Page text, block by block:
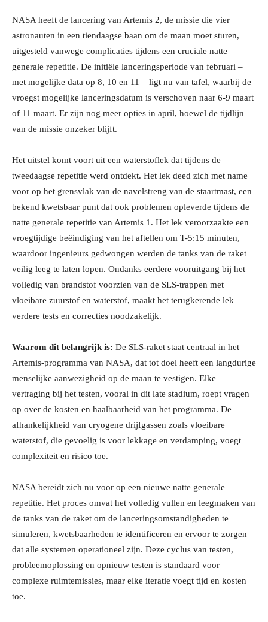
NASA heeft de lancering van Artemis 2, de missie die vier
astronauten in een tiendaagse baan om de maan moet sturen,
uitgesteld vanwege complicaties tijdens een cruciale natte
generale repetitie. De initiële lanceringsperiode van februari –
met mogelijke data op 8, 10 en 11 – ligt nu van tafel, waarbij de
vroegst mogelijke lanceringsdatum is verschoven naar 6-9 maart
of 11 maart. Er zijn nog meer opties in april, hoewel de tijdlijn
van de missie onzeker blijft.
Het uitstel komt voort uit een waterstoflek dat tijdens de
tweedaagse repetitie werd ontdekt. Het lek deed zich met name
voor op het grensvlak van de navelstreng van de staartmast, een
bekend kwetsbaar punt dat ook problemen opleverde tijdens de
natte generale repetitie van Artemis 1. Het lek veroorzaakte een
vroegtijdige beëindiging van het aftellen om T-5:15 minuten,
waardoor ingenieurs gedwongen werden de tanks van de raket
veilig leeg te laten lopen. Ondanks eerdere vooruitgang bij het
volledig van brandstof voorzien van de SLS-trappen met
vloeibare zuurstof en waterstof, maakt het terugkerende lek
verdere tests en correcties noodzakelijk.
Waarom dit belangrijk is: De SLS-raket staat centraal in het
Artemis-programma van NASA, dat tot doel heeft een langdurige
menselijke aanwezigheid op de maan te vestigen. Elke
vertraging bij het testen, vooral in dit late stadium, roept vragen
op over de kosten en haalbaarheid van het programma. De
afhankelijkheid van cryogene drijfgassen zoals vloeibare
waterstof, die gevoelig is voor lekkage en verdamping, voegt
complexiteit en risico toe.
NASA bereidt zich nu voor op een nieuwe natte generale
repetitie. Het proces omvat het volledig vullen en leegmaken van
de tanks van de raket om de lanceringsomstandigheden te
simuleren, kwetsbaarheden te identificeren en ervoor te zorgen
dat alle systemen operationeel zijn. Deze cyclus van testen,
probleemoplossing en opnieuw testen is standaard voor
complexe ruimtemissies, maar elke iteratie voegt tijd en kosten
toe.